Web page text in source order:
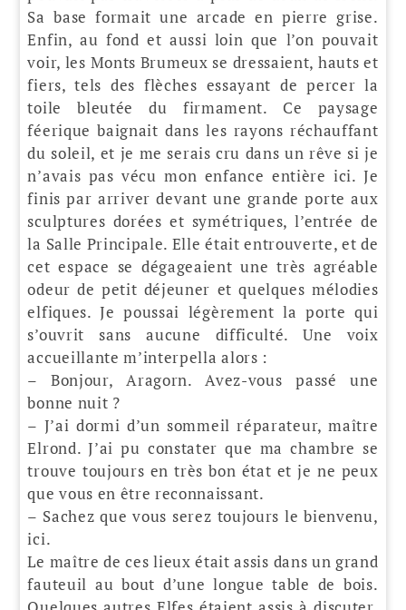
Sa base formait une arcade en pierre grise.
Enfin, au fond et aussi loin que l’on pouvait
voir, les Monts Brumeux se dressaient, hauts et
fiers, tels des flèches essayant de percer la
toile bleutée du firmament. Ce paysage
féerique baignait dans les rayons réchauffant
du soleil, et je me serais cru dans un rêve si je
n’avais pas vécu mon enfance entière ici. Je
finis par arriver devant une grande porte aux
sculptures dorées et symétriques, l’entrée de
la Salle Principale. Elle était entrouverte, et de
cet espace se dégageaient une très agréable
odeur de petit déjeuner et quelques mélodies
elfiques. Je poussai légèrement la porte qui
s’ouvrit sans aucune difficulté. Une voix
accueillante m’interpella alors :
– Bonjour, Aragorn. Avez-vous passé une
bonne nuit ?
– J’ai dormi d’un sommeil réparateur, maître
Elrond. J’ai pu constater que ma chambre se
trouve toujours en très bon état et je ne peux
que vous en être reconnaissant.
– Sachez que vous serez toujours le bienvenu,
ici.
Le maître de ces lieux était assis dans un grand
fauteuil au bout d’une longue table de bois.